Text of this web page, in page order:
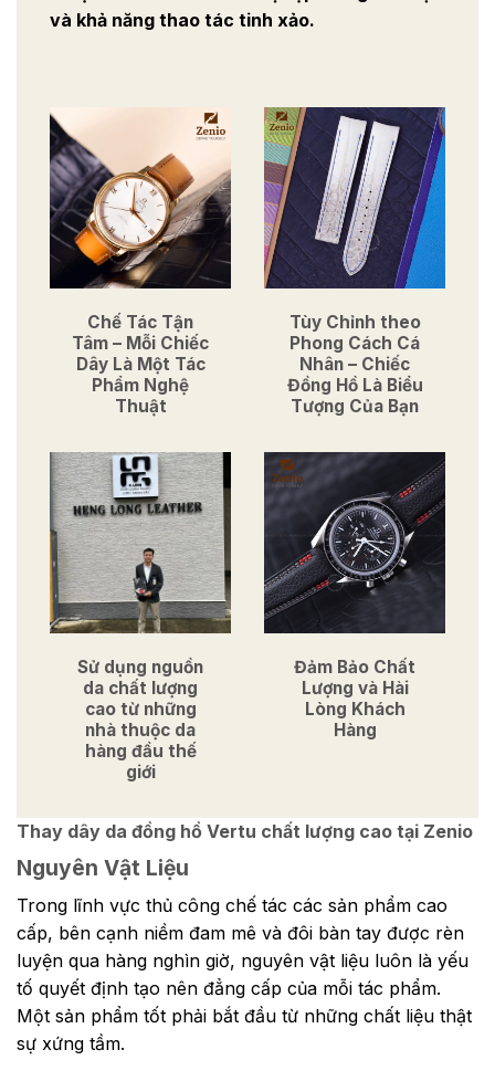
và khả năng thao tác tinh xảo.
Chế Tác Tận
Tâm – Mỗi Chiếc
Dây Là Một Tác
Phẩm Nghệ
Thuật
Tùy Chỉnh theo
Phong Cách Cá
Nhân – Chiếc
Đồng Hồ Là Biểu
Tượng Của Bạn
Sử dụng nguồn
da chất lượng
cao từ những
nhà thuộc da
hàng đầu thế
giới
Đảm Bảo Chất
Lượng và Hài
Lòng Khách
Hàng
Thay dây da đồng hồ Vertu chất lượng cao tại Zenio
Nguyên Vật Liệu
Trong lĩnh vực thủ công chế tác các sản phẩm cao
cấp, bên cạnh niềm đam mê và đôi bàn tay được rèn
luyện qua hàng nghìn giờ, nguyên vật liệu luôn là yếu
tố quyết định tạo nên đẳng cấp của mỗi tác phẩm.
Một sản phẩm tốt phải bắt đầu từ những chất liệu thật
sự xứng tầm.